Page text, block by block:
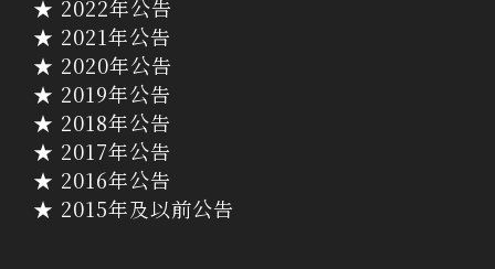
★ 2022年公告
★ 2021年公告
★ 2020年公告
★ 2019年公告
★ 2018年公告
★ 2017年公告
★ 2016年公告
★ 2015年及以前公告